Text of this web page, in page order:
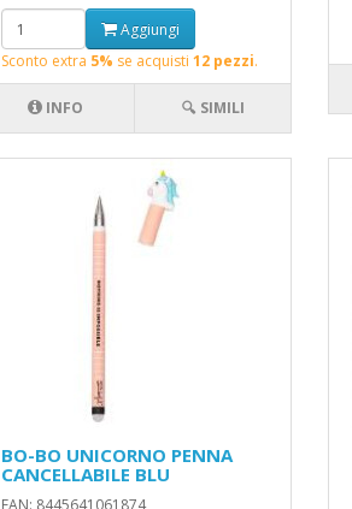
Aggiungi
Sconto extra 5% se acquisti 12 pezzi.
INFO 🔍 SIMILI
BO-BO UNICORNO PENNA
CANCELLABILE BLU
EAN: 8445641061874